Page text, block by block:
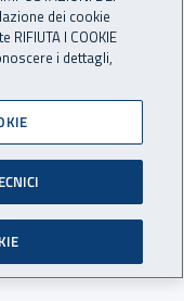
di
premio
dei cookie
I COOKIE
i dettagli,